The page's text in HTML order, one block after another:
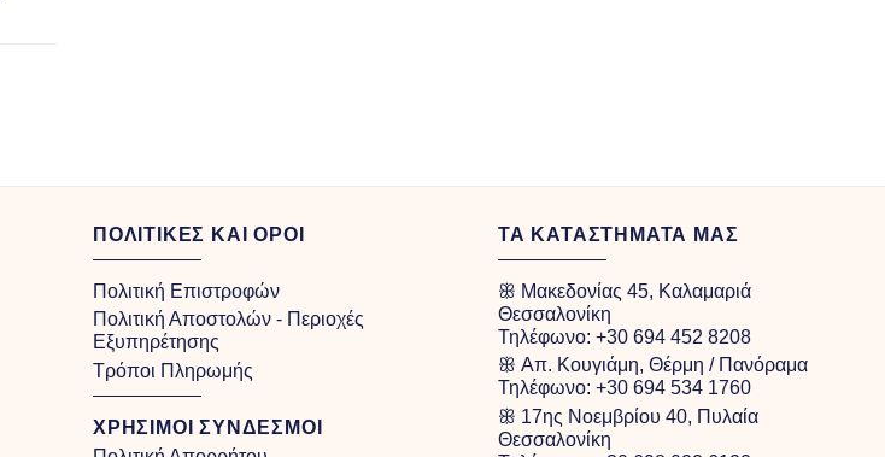
ΠΟΛΙΤΙΚΕΣ ΚΑΙ ΟΡΟΙ
Πολιτική Επιστροφών
Πολιτική Αποστολών - Περιοχές
Εξυπηρέτησης
Τρόποι Πληρωμής
ΧΡΗΣΙΜΟΙ ΣΥΝΔΕΣΜΟΙ
ΤΑ ΚΑΤΑΣΤΗΜΑΤΑ ΜΑΣ
ꕥ Μακεδονίας 45, Καλαμαριά
Θεσσαλονίκη
Τηλέφωνο: +30 694 452 8208
ꕥ Απ. Κουγιάμη, Θέρμη / Πανόραμα
Τηλέφωνο: +30 694 534 1760
ꕥ 17ης Νοεμβρίου 40, Πυλαία
Θεσσαλονίκη